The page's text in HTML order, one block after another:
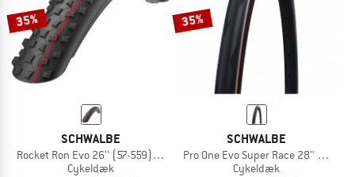
35%
SCHWALBE
Rocket Ron Evo 26'' (57-559) Super Ground TLE
Cykeldæk
35%
SCHWALBE
Pro One Evo Super Race 28'' (30-
Cykeldæk